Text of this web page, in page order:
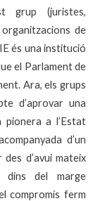
grup (juristes,
de
és una institució
el Parlament de
Ara, els grups
d’aprovar una
pionera a l’Estat
d’un
d’avui mateix
dins del marge
compromís ferm